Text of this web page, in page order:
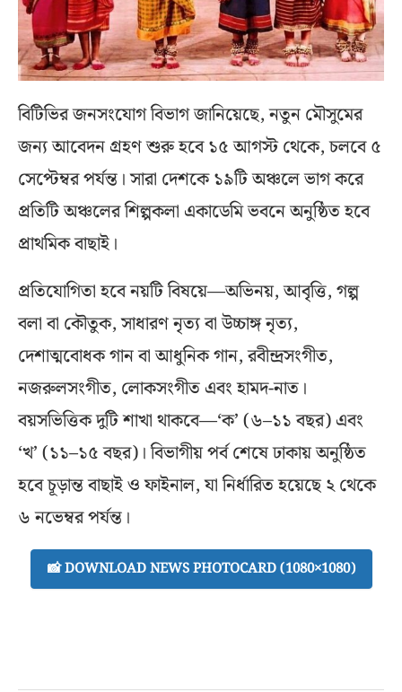
বিটিভির জনসংযোগ বিভাগ জানিয়েছে, নতুন মৌসুমের
জন্য আবেদন গ্রহণ শুরু হবে ১৫ আগস্ট থেকে, চলবে ৫
সেপ্টেম্বর পর্যন্ত। সারা দেশকে ১৯টি অঞ্চলে ভাগ করে
প্রতিটি অঞ্চলের শিল্পকলা একাডেমি ভবনে অনুষ্ঠিত হবে
প্রাথমিক বাছাই।
প্রতিযোগিতা হবে নয়টি বিষয়ে—অভিনয়, আবৃত্তি, গল্প
বলা বা কৌতুক, সাধারণ নৃত্য বা উচ্চাঙ্গ নৃত্য,
দেশাত্মবোধক গান বা আধুনিক গান, রবীন্দ্রসংগীত,
নজরুলসংগীত, লোকসংগীত এবং হামদ-নাত।
বয়সভিত্তিক দুটি শাখা থাকবে—‘ক’ (৬–১১ বছর) এবং
‘খ’ (১১–১৫ বছর)। বিভাগীয় পর্ব শেষে ঢাকায় অনুষ্ঠিত
হবে চূড়ান্ত বাছাই ও ফাইনাল, যা নির্ধারিত হয়েছে ২ থেকে
৬ নভেম্বর পর্যন্ত।
📸 DOWNLOAD NEWS PHOTOCARD (1080×1080)